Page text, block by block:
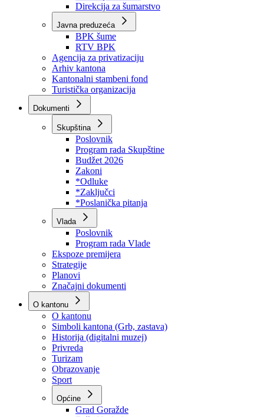
Direkcije
Direkcija za robne rezerve
Direkcija za ceste
Direkcija za šumarstvo
Javna preduzeća
BPK šume
RTV BPK
Agencija za privatizaciju
Arhiv kantona
Kantonalni stambeni fond
Turistička organizacija
Dokumenti
Skupština
Poslovnik
Program rada Skupštine
Budžet 2026
Zakoni
*Odluke
*Zaključci
*Poslanička pitanja
Vlada
Poslovnik
Program rada Vlade
Ekspoze premijera
Strategije
Planovi
Značajni dokumenti
O kantonu
O kantonu
Simboli kantona (Grb, zastava)
Historija (digitalni muzej)
Privreda
Turizam
Obrazovanje
Sport